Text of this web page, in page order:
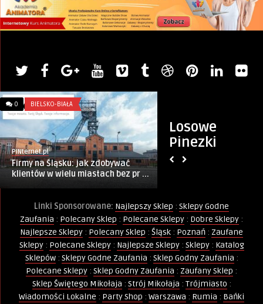
Losowe
Pinezki
0 BIELSKO-BIAŁA
PINternet.pl
Firmy na Śląsku: jak zdobywać
klientów w wielu miastach bez pr ...
Linki Sponsorowane: Najlepszy Sklep : Sklepy Godne
Zaufania : Polecany Sklep : Polecane Sklepy : Dobre Sklepy :
Najlepsze Sklepy : Polecany Sklep : Śląsk : Poznań : Zaufane
Sklepy: Polecane Sklepy: Najlepsze Sklepy: Sklepy: Katalog
Sklepów: Sklepy Godne Zaufania : Sklep Godny Zaufania :
Polecane Sklepy : Sklep Godny Zaufania : Zaufany Sklep :
Sklep Świętego Mikołaja : Strój Mikołaja : Trójmiasto :
Wiadomości Lokalne : Party Shop : Warszawa : Rumia : Bańki